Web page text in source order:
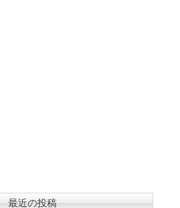
最近の投稿